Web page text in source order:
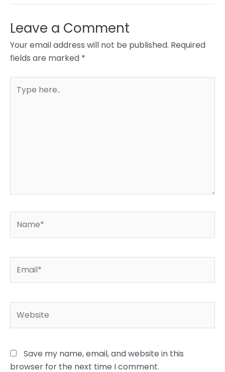
Leave a Comment
Your email address will not be published. Required
fields are marked *
here..
Save my name, email, and website in this
browser for the next time I comment.